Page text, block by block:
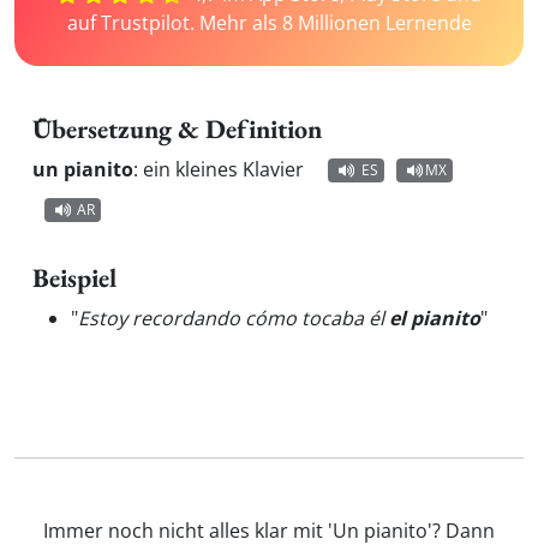
auf Trustpilot. Mehr als 8 Millionen Lernende
Übersetzung & Definition
un pianito: ein kleines Klavier ES
MX
AR
Beispiel
"Estoy recordando cómo tocaba élel pianito"
Immer noch nicht alles klar mit 'Un pianito'? Dann